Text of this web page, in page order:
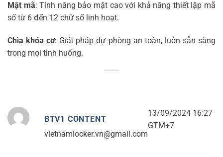
Mật mã: Tính năng bảo mật cao với khả năng thiết lập mã
số từ 6 đến 12 chữ số linh hoạt.
Chìa khóa cơ: Giải pháp dự phòng an toàn, luôn sẵn sàng
trong mọi tình huống.
BTV1 CONTENT
vietnamlocker.vn@gmail.com
13/09/2024 16:27
GTM+7